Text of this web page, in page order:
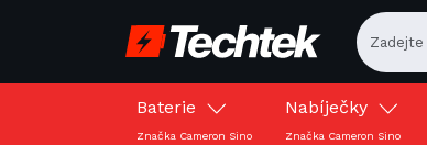
Baterie
Značka Cameron Sino
Nabíječky
Značka Cameron Sino